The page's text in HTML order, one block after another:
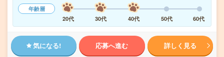
年齢層
20代
30代 40代 50代 60代
気になる! 応募へ進む 詳しく見る